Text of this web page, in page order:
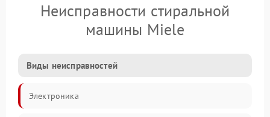
Неисправности стиральной
машины Miele
Виды неисправностей
Электроника